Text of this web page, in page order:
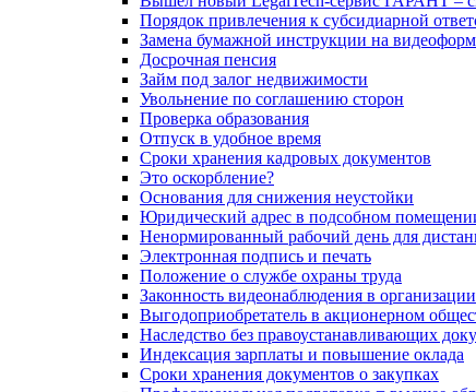
Порядок привлечения к субсидиарной
Замена бумажной инструкции на
Досрочная пенсия
Займ под залог недвижимости
Увольнение по соглашению сторон
Проверка образования
Отпуск в удобное время
Сроки хранения кадровых документов
Это оскорбление?
Основания для снижения неустойки
Юридический адрес в подсобном
Ненормированный рабочий день для
Электронная подпись и печать
Положение о службе охраны труда
Законность видеонаблюдения в организации
Выгодоприобретатель в акционерном
Наследство без правоустанавливающих
Индексация зарплаты и повышение оклада
Сроки хранения документов о закупках